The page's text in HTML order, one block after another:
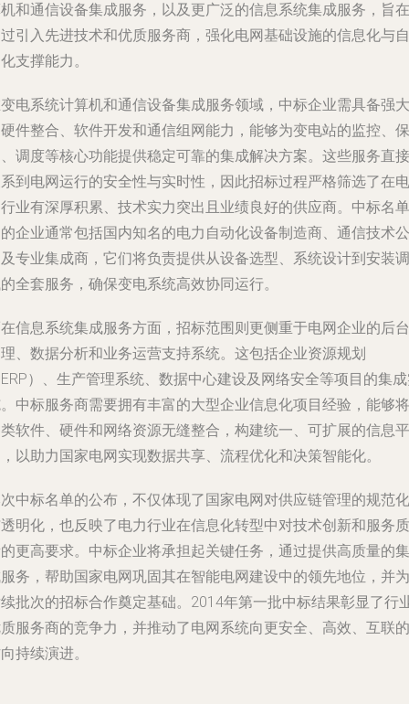
和通信设备集成服务，以及更广泛的信息系统集成服务，旨在
引入先进技术和优质服务商，强化电网基础设施的信息化与自
支撑能力。
电系统计算机和通信设备集成服务领域，中标企业需具备强大
件整合、软件开发和通信组网能力，能够为变电站的监控、保
调度等核心功能提供稳定可靠的集成解决方案。这些服务直接
到电网运行的安全性与实时性，因此招标过程严格筛选了在电
业有深厚积累、技术实力突出且业绩良好的供应商。中标名单
企业通常包括国内知名的电力自动化设备制造商、通信技术公
专业集成商，它们将负责提供从设备选型、系统设计到安装调
全套服务，确保变电系统高效协同运行。
信息系统集成服务方面，招标范围则更侧重于电网企业的后台
、数据分析和业务运营支持系统。这包括企业资源规划
）、生产管理系统、数据中心建设及网络安全等项目的集
中标服务商需要拥有丰富的大型企业信息化项目经验，能够将
软件、硬件和网络资源无缝整合，构建统一、可扩展的信息平
以助力国家电网实现数据共享、流程优化和决策智能化。
中标名单的公布，不仅体现了国家电网对供应链管理的规范化
明化，也反映了电力行业在信息化转型中对技术创新和服务质
更高要求。中标企业将承担起关键任务，通过提供高质量的集
务，帮助国家电网巩固其在智能电网建设中的领先地位，并为
批次的招标合作奠定基础。2014年第一批中标结果彰显了行
服务商的竞争力，并推动了电网系统向更安全、高效、互联的
持续演进。